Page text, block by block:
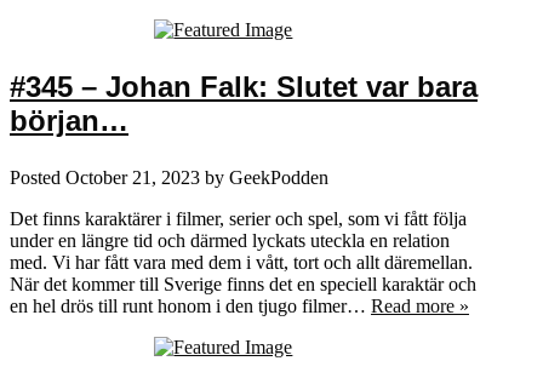
#345 – Johan Falk: Slutet var bara
början…
Posted October 21, 2023 by GeekPodden
Det finns karaktärer i filmer, serier och spel, som vi fått följa
under en längre tid och därmed lyckats uteckla en relation
med. Vi har fått vara med dem i vått, tort och allt däremellan.
När det kommer till Sverige finns det en speciell karaktär och
en hel drös till runt honom i den tjugo filmer… Read more »